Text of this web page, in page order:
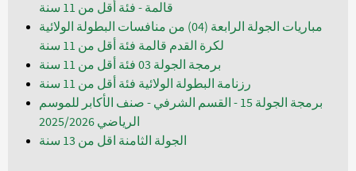
قالمة - فئة أقل من 11 سنة
مباريات الجولة الرابعة (04) من منافسات البطولة الولائية
لكرة القدم قالمة فئة أقل من 11 سنة
برمجة الجولة 03 فئة أقل من 11 سنة
رزنامة البطولة الولائية فئة أقل من 11 سنة
برمجة الجولة 15 - القسم الشرفي - صنف الأكابر للموسم
الرياضي 2025/2026
الجولة الثامنة اقل من 13 سنة